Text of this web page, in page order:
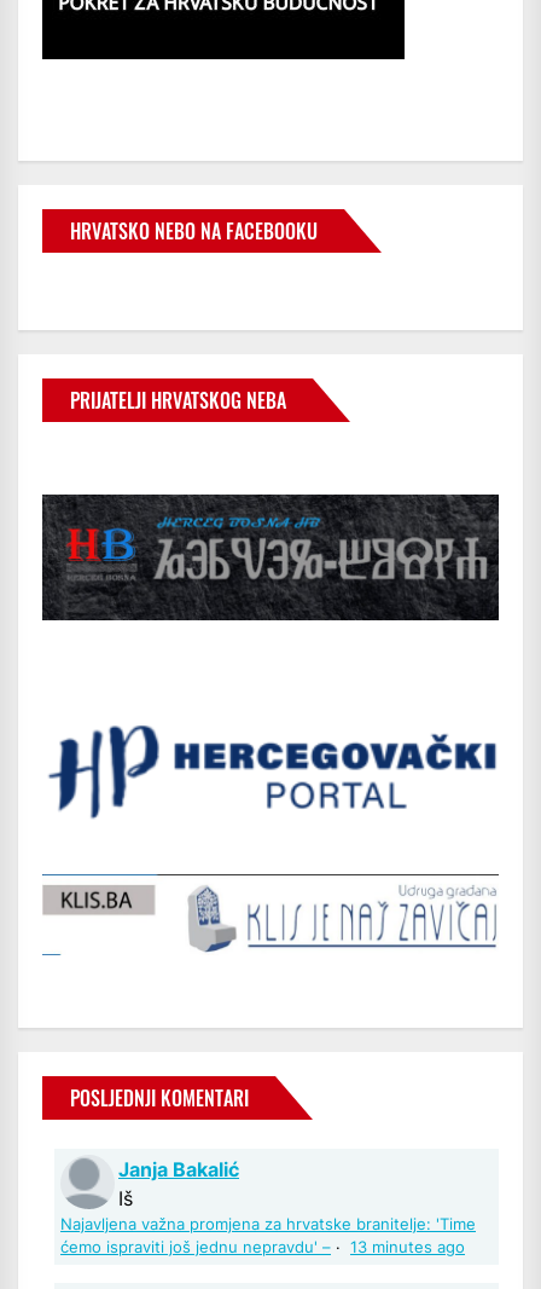
HRVATSKO NEBO NA FACEBOOKU
PRIJATELJI HRVATSKOG NEBA
POSLJEDNJI KOMENTARI
Janja Bakalić
Iš
Najavljena važna promjena za hrvatske branitelje: 'Time
ćemo ispraviti još jednu nepravdu' – · 13 minutes ago